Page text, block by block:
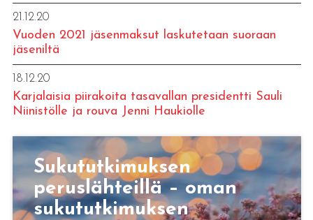
21.12.20
Vuoden 2021 jäsenmaksut laskutetaan suoraan
jäseniltä
18.12.20
Karjalaisia piirakoita tasavallan presidentti Sauli
Niinistölle ja rouva Jenni Haukiolle
Sukututkimuksen
peruslähteillä – oman
sukututkimuksen